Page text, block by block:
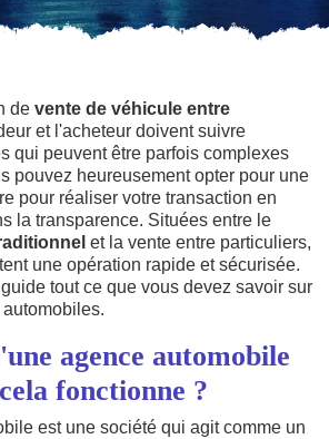
de vente de véhicule entre
et l'acheteur doivent suivre
qui peuvent être parfois complexes
pouvez heureusement opter pour une
pour réaliser votre transaction en
la transparence. Situées entre le
et la vente entre particuliers,
une opération rapide et sécurisée.
tout ce que vous devez savoir sur
agence automobile
fonctionne ?
est une société qui agit comme un